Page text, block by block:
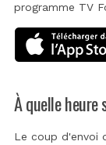
programme TV
À quelle
Le coup d'envoi